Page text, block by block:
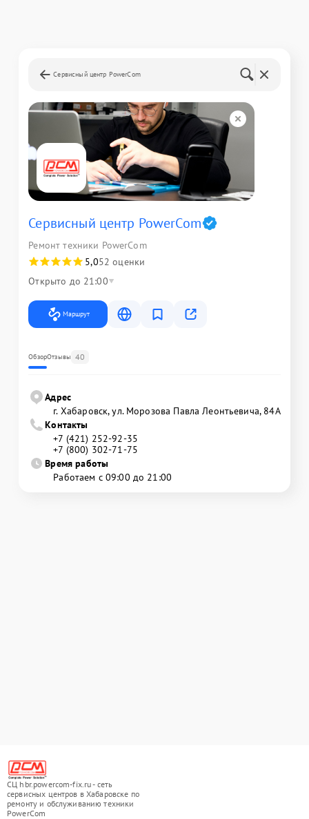
Сервисный центр PowerCom
Сервисный центр PowerCom
Ремонт техники PowerCom
5,052 оценки
Открыто до 21:00
Маршрут
ОбзорОтзывы 40
Адрес
г. Хабаровск, ул. Морозова Павла Леонтьевича, 84А
Контакты
+7 (421) 252-92-35
+7 (800) 302-71-75
Время работы
Работаем с 09:00 до 21:00
СЦ hbr.powercom-fix.ru - сеть
сервисных центров в Хабаровске по
ремонту и обслуживанию техники
PowerCom